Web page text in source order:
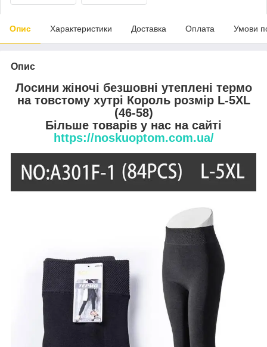
Опис Характеристики Доставка Оплата Умови
Опис
Лосини жіночі безшовні утеплені термо
на товстому хутрі Король розмір L-5XL
(46-58)
Більше товарів у нас на сайті
https://noskuoptom.com.ua/